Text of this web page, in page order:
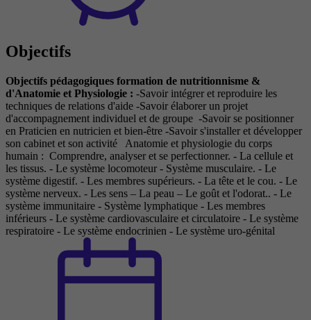
Objectifs
Objectifs pédagogiques formation de nutritionnisme &
d'Anatomie et Physiologie : -Savoir intégrer et reproduire les
techniques de relations d'aide -Savoir élaborer un projet
d'accompagnement individuel et de groupe -Savoir se positionner
en Praticien en nutricien et bien-être -Savoir s'installer et développer
son cabinet et son activité Anatomie et physiologie du corps
humain : Comprendre, analyser et se perfectionner. - La cellule et
les tissus. - Le système locomoteur - Système musculaire. - Le
système digestif. - Les membres supérieurs. - La tête et le cou. - Le
système nerveux. - Les sens – La peau – Le goût et l'odorat.. - Le
système immunitaire - Système lymphatique - Les membres
inférieurs - Le système cardiovasculaire et circulatoire - Le système
respiratoire - Le système endocrinien - Le système uro-génital